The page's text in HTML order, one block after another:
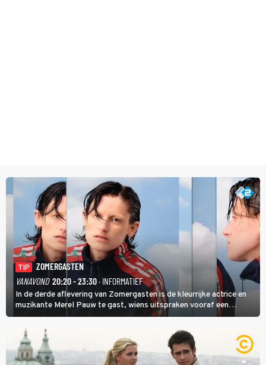
TIP
ZOMERGASTEN
VANAVOND 20:20 - 23:30· INFORMATIEF
In de derde aflevering van Zomergasten is de kleurrijke actrice en
muzikante Merel Pauw te gast, wiens uitspraken vooraf een
boeiende avond beloven: 'Mijn ideale televisieavond is zoals mijn
identiteit: grenzeloos, absurd en vol angsten'.